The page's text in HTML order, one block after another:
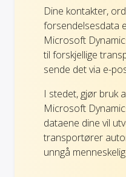
Dine kontakter,
forsendelsesdata
Microsoft
til forskjellige
sende det via e-
I stedet, gjør bruk
Microsoft
dataene dine vil
transportører
unngå